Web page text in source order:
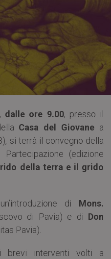
dalle ore 9.00, presso il
Casa del Giovane a
si terrà il convegno della
(edizione
della terra e il grido
di Mons.
di Pavia) e di Don
Pavia).
brevi interventi volti a